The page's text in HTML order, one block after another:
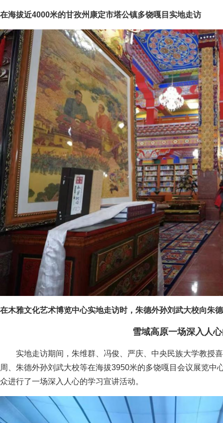
在海拔近4000米的甘孜州康定市塔公镇多饶嘎目实地走访
在木雅文化艺术博览中心实地走访时，朱德外孙刘武大校向朱
雪域高原一场深入人
实地走访期间，朱维群、冯俊、严庆、中央民族大学教授
周、朱德外孙刘武大校等在海拔3950米的多饶嘎目会议展览中
众进行了一场深入人心的学习宣讲活动。